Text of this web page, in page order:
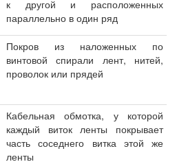
к другой и расположенных
параллельно в один ряд
Покров из наложенных по
винтовой спирали лент, нитей,
проволок или прядей
Кабельная обмотка, у которой
каждый виток ленты покрывает
часть соседнего витка этой же
ленты